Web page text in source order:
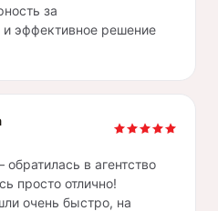
за
эффективное решение
в агентство
просто отлично!
очень быстро, на